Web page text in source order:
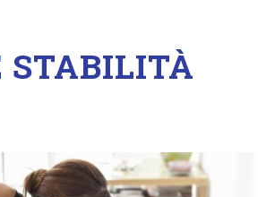
STABILITÀ